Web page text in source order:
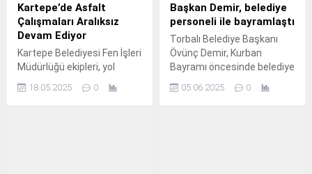
Kartepe’de Asfalt
Çalışmaları Aralıksız
Devam Ediyor
Kartepe Belediyesi Fen İşleri
Müdürlüğü ekipleri, yol
vatandaşların ulaşımını
18.05.2025 0
Başkan Demir, belediye
personeli ile bayramlaştı
Torbalı Belediye Başkanı
Övünç Demir, Kurban
Bayramı öncesinde belediye
05.06.2025 0